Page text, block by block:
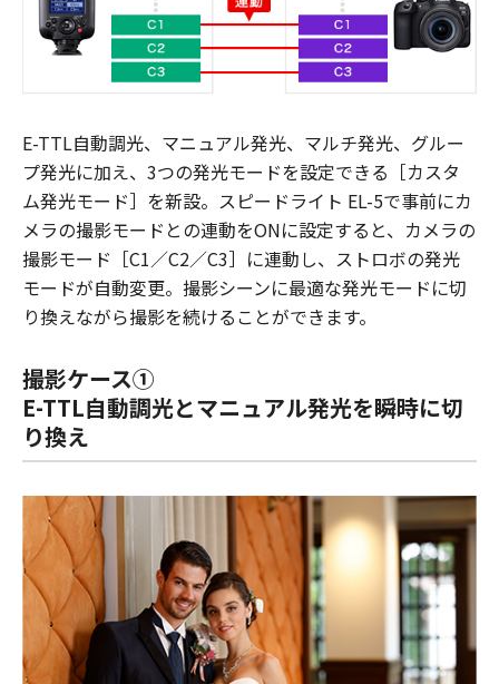
E-TTL自動調光、マニュアル発光、マルチ発光、グルー
プ発光に加え、3つの発光モードを設定できる［カスタ
ム発光モード］を新設。スピードライト EL-5で事前にカ
メラの撮影モードとの連動をONに設定すると、カメラの
撮影モード［C1／C2／C3］に連動し、ストロボの発光
モードが自動変更。撮影シーンに最適な発光モードに切
り換えながら撮影を続けることができます。
撮影ケース①
E-TTL自動調光とマニュアル発光を瞬時に切
り換え